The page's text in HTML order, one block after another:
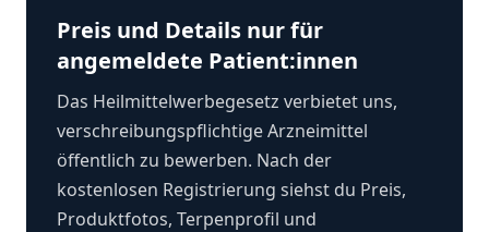
Preis und Details nur für
angemeldete Patient:innen
Das Heilmittelwerbegesetz verbietet uns,
verschreibungspflichtige Arzneimittel
öffentlich zu bewerben. Nach der
kostenlosen Registrierung siehst du Preis,
Produktfotos, Terpenprofil und